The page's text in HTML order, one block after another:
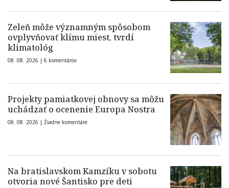
Zeleň môže významným spôsobom
ovplyvňovať klímu miest, tvrdí
klimatológ
08. 08. 2026 | 6 komentárov
Projekty pamiatkovej obnovy sa môžu
uchádzať o ocenenie Europa Nostra
08. 08. 2026 | Žiadne komentáre
Na bratislavskom Kamzíku v sobotu
otvoria nové Šantisko pre deti